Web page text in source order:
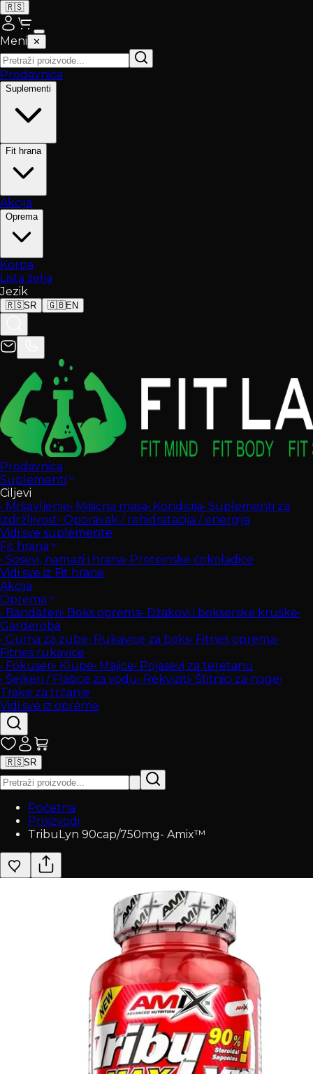
🇷🇸
Meni ✕
Prodavnica
Suplementi
Fit hrana
Akcija
Oprema
Korpa
Lista želja
Jezik
🇷🇸SR 🇬🇧EN
Prodavnica
Suplementi
Ciljevi
• Mršavljenje• Mišićna masa• Kondicija• Suplementi za
izdržljivost• Oporavak / rehidratacija / energija
Vidi sve suplemente
Fit hrana
• Sosevi, namazi i hrana• Proteinske čokoladice
Vidi sve iz Fit hrane
Akcija
Oprema
• Bandažeri• Boks oprema• Džakovi i bokserske kruške•
Garderoba
• Guma za zube• Rukavice za boks• Fitnes oprema•
Fitnes rukavice
• Fokuseri• Klupe• Majice• Pojasevi za teretanu
• Šejkeri / Flašice za vodu• Rekviziti• Štitnici za noge•
Trake za trčanje
Vidi sve iz opreme
🇷🇸SR
Početna
Proizvodi
TribuLyn 90cap/750mg- Amix™